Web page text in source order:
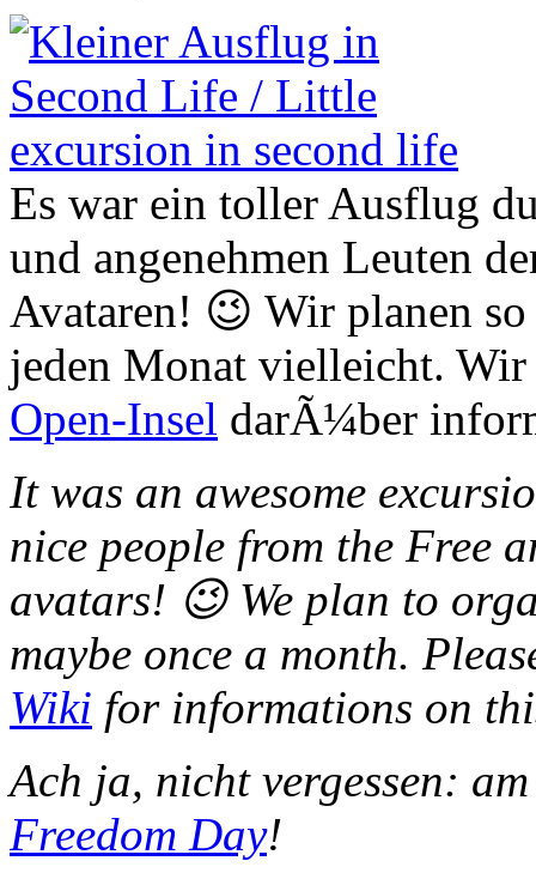
Es war ein toller Ausflug
und angenehmen Leuten
Avataren! 😉 Wir planen
jeden Monat vielleicht.
Open-Insel darÃ¼ber
It was an awesome
nice people from the Free
avatars! 😉 We plan to
maybe once a month.
Wiki for informations on
Ach ja, nicht vergessen:
Freedom Day!